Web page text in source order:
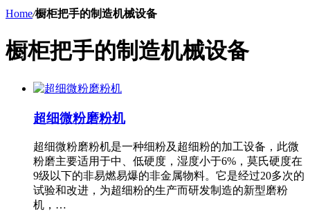
Home/橱柜把手的制造机械设备
橱柜把手的制造机械设备
超细微粉磨粉机
超细微粉磨粉机是一种细粉及超细粉的加工设备，此微
粉磨主要适用于中、低硬度，湿度小于6%，莫氏硬度在
9级以下的非易燃易爆的非金属物料。它是经过20多次的
试验和改进，为超细粉的生产而研发制造的新型磨粉
机，…